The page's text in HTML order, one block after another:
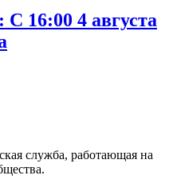
16:00 4 августа
служба, работающая на